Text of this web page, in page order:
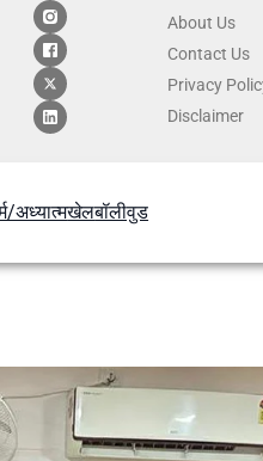
About Us
Contact Us
Privacy
Disclaimer
अध्यात्मखेलबॉलीवुड